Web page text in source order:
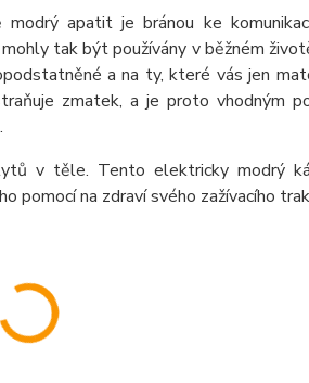
modrý apatit je bránou ke
tak být používány v běžném
é a na ty, které vás jen
zmatek, a je proto vhodným
v těle. Tento elektricky modrýká
pomocína zdravísvého zažívacího